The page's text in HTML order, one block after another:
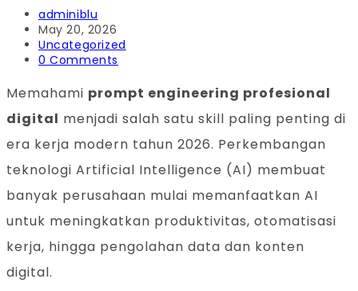
adminiblu
May 20, 2026
Uncategorized
0 Comments
Memahami prompt engineering profesional
digital menjadi salah satu skill paling penting di
era kerja modern tahun 2026. Perkembangan
teknologi Artificial Intelligence (AI) membuat
banyak perusahaan mulai memanfaatkan AI
untuk meningkatkan produktivitas, otomatisasi
kerja, hingga pengolahan data dan konten
digital.